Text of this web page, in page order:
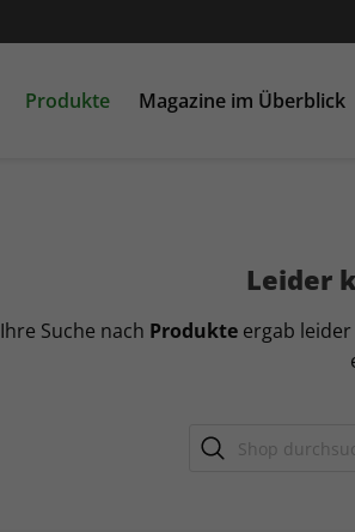
Produkte Magazine im Überblick
Leider
Ihre Suche nach Produkte ergab